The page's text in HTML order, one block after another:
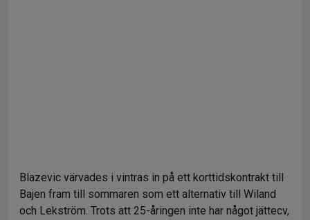
Blazevic värvades i vintras in på ett korttidskontrakt till
Bajen fram till sommaren som ett alternativ till Wiland
och Lekström. Trots att 25-åringen inte har något jättecv,